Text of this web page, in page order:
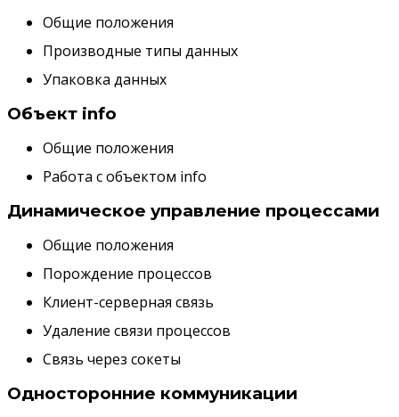
Общие положения
Производные типы данных
Упаковка данных
Объект info
Общие положения
Работа с объектом info
Динамическое управление процессами
Общие положения
Порождение процессов
Клиент-серверная связь
Удаление связи процессов
Связь через сокеты
Односторонние коммуникации